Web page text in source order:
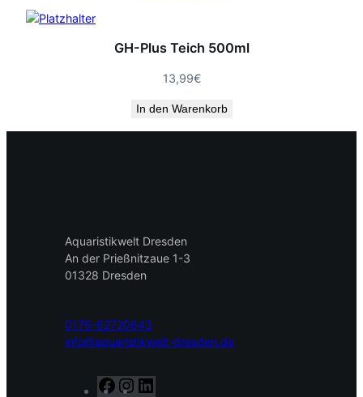
GH-Plus Teich 500ml
13,99€
In den Warenkorb
Aquaristikwelt Dresden
An der Prießnitzaue 1-3
01328 Dresden
0176-62720643
info@aquaristikwelt-dresden.de
F